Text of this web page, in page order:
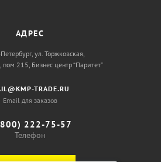
АДРЕС
ул. Торжковская,
пом 215, Бизнес центр “Паритет”
TRADE.RU
Email для заказов
222-75-57
Телефон